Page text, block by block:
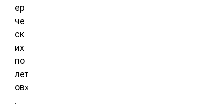
ер
че
ск
их
по
лет
ов»
.